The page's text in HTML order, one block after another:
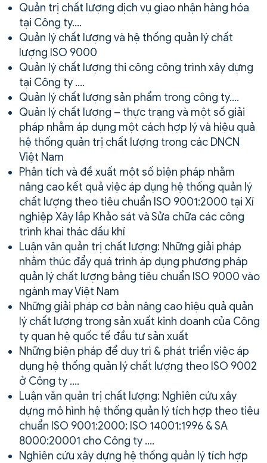
Quản trị chất lượng dịch vụ giao nhận hàng hóa
tại Công ty….
Quản lý chất lượng và hệ thống quản lý chất
lượng ISO 9000
Quản lý chất lượng thi công công trình xây dựng
tại Công ty ….
Quản lý chất lượng sản phẩm trong công ty….
Quản lý chất lượng – thực trạng và một số giải
pháp nhằm áp dụng một cách hợp lý và hiệu quả
hệ thống quản trị chất lượng trong các DNCN
Việt Nam
Phân tích và đề xuất một số biện pháp nhằm
nâng cao kết quả việc áp dụng hệ thống quản lý
chất lượng theo tiêu chuẩn ISO 9001:2000 tại Xí
nghiệp Xây lắp Khảo sát và Sửa chữa các công
trình khai thác dầu khí
Luận văn quản trị chất lượng: Những giải pháp
nhằm thúc đẩy quá trình áp dụng phương pháp
quản lý chất lượng bằng tiêu chuẩn ISO 9000 vào
ngành may Việt Nam
Những giải pháp cơ bản nâng cao hiệu quả quản
lý chất lượng trong sản xuất kinh doanh của Công
ty quan hệ quốc tế đầu tư sản xuất
Những biện pháp để duy trì & phát triển việc áp
dụng hệ thống quản lý chất lượng theo ISO 9002
ở Công ty ….
Luận văn quản trị chất lượng: Nghiên cứu xây
dựng mô hình hệ thống quản lý tích hợp theo tiêu
chuẩn ISO 9001:2000; ISO 14001:1996 & SA
8000:20001 cho Công ty ….
Nghiên cứu xây dựng hệ thống quản lý tích hợp